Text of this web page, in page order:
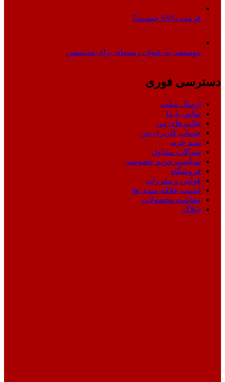
فرمت SVG چیست؟
موسیقی به عنوان زمینه‌ای برای مدیتیشن
دسترسی فوری
ارسال تیکت
تماس با ما
تیکت های من
حساب کاربری من
سبد خرید
سوالات متداول
سیاست حریم خصوصی
فروشگاه
قوانین و مقررات
لیست علاقه مندی ها
مقایسه محصولات
وبلاگ